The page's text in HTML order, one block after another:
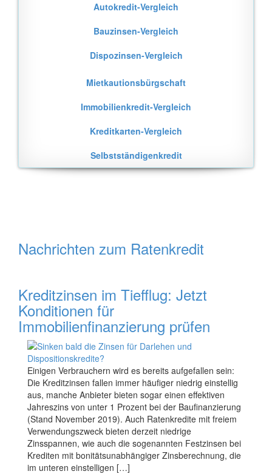
Autokredit-Vergleich
Bauzinsen-Vergleich
Dispozinsen-Vergleich
Mietkautionsbürgschaft
Immobilienkredit-Vergleich
Kreditkarten-Vergleich
Selbstständigenkredit
Nachrichten zum Ratenkredit
Kreditzinsen im Tiefflug: Jetzt
Konditionen für
Immobilienfinanzierung prüfen
Einigen Verbrauchern wird es bereits aufgefallen sein:
Die Kreditzinsen fallen immer häufiger niedrig einstellig
aus, manche Anbieter bieten sogar einen effektiven
Jahreszins von unter 1 Prozent bei der Baufinanzierung
(Stand November 2019). Auch Ratenkredite mit freiem
Verwendungszweck bieten derzeit niedrige
Zinsspannen, wie auch die sogenannten Festzinsen bei
Krediten mit bonitätsunabhängiger Zinsberechnung, die
im unteren einstelligen […]